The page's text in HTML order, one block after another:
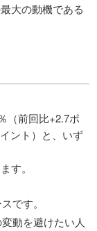
大の動機である
（前回比+2.7ポ
ント）と、いず
す。
です。
動を避けたい人